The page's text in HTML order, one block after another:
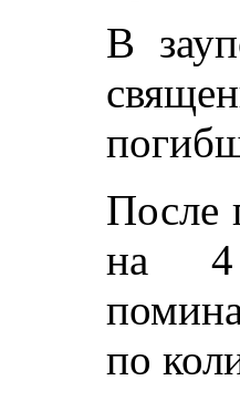
В
После
на 4
по